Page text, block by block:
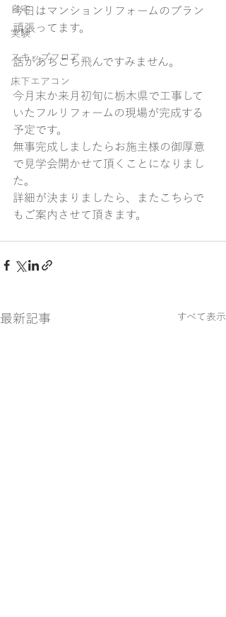
自宅
実験
スキップフロア
床下エアコン
今日はマンションリフォームのプラン
頑張ってます。
話があちこち飛んですみません。
今月末か来月初旬に栃木県で工事して
いたフルリフォームの現場が完成する
予定です。
無事完成しましたらお施主様の御厚意
で見学会開かせて頂くことになりまし
た。
詳細が決まりましたら、またこちらで
もご案内させて頂きます。
最新記事 すべて表示